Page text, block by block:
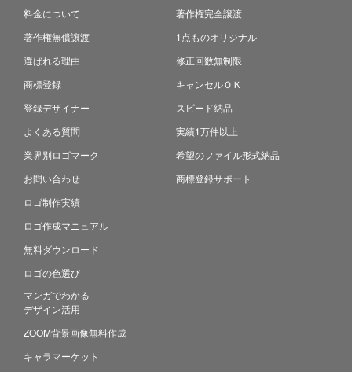
料金について
著作権無償譲渡
選ばれる理由
商標登録
登録デザイナー
よくある質問
業界別ロゴマーク
お問い合わせ
ロゴ制作実績
ロゴ作成マニュアル
無料ダウンロード
ロゴの色選び
マンガでわかる
デザイン活用
ZOOM背景画像無料作成
キャラマーケット
著作権完全譲渡
1点ものオリジナル
修正回数無制限
キャンセルＯＫ
スピード納品
実績1万件以上
希望のファイル形式納品
商標登録サポート